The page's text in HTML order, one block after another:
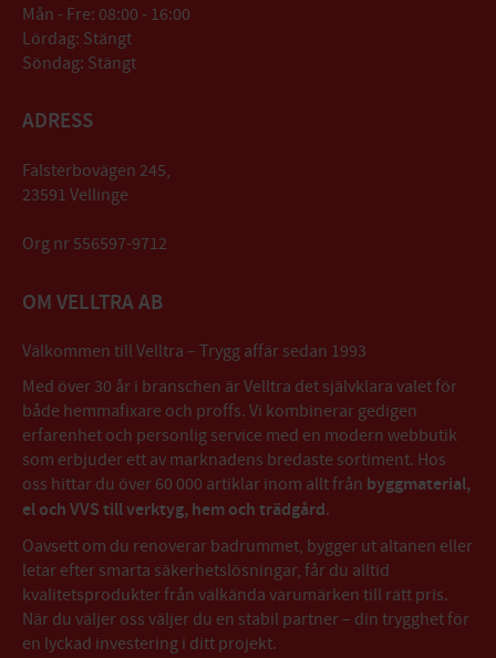
Mån - Fre: 08:00 - 16:00
Lördag: Stängt
Söndag: Stängt
ADRESS
Falsterbovägen 245,
23591 Vellinge
Org nr 556597-9712
OM VELLTRA AB
Välkommen till Velltra – Trygg affär sedan 1993
Med över 30 år i branschen är Velltra det självklara valet för
både hemmafixare och proffs. Vi kombinerar gedigen
erfarenhet och personlig service med en modern webbutik
som erbjuder ett av marknadens bredaste sortiment. Hos
oss hittar du över 60 000 artiklar inom allt från byggmaterial,
el och VVS till verktyg, hem och trädgård.
Oavsett om du renoverar badrummet, bygger ut altanen eller
letar efter smarta säkerhetslösningar, får du alltid
kvalitetsprodukter från välkända varumärken till rätt pris.
När du väljer oss väljer du en stabil partner – din trygghet för
en lyckad investering i ditt projekt.